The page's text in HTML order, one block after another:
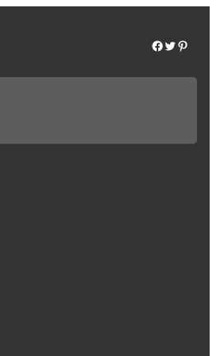
Facebook Twitter Pinterest